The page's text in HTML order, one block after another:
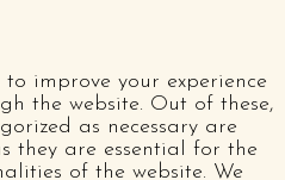
to improve your experience
the website. Out of these,
as necessary are
they are essential for the
of the website. We